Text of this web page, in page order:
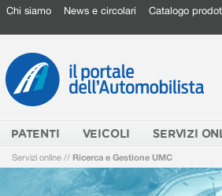
Chi siamo News e circolari Catalogo
PATENTI VEICOLI SERVIZI
Servizi online // Ricerca e Gestione UMC